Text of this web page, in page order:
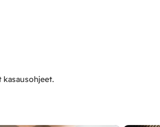
kasausohjeet.